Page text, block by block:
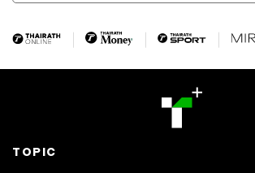
TOPIC